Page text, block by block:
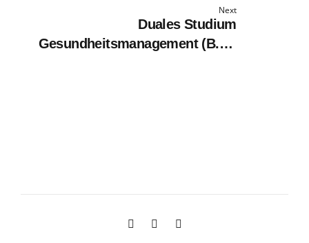
Next
Duales Studium
Gesundheitsmanagement (B.A.)